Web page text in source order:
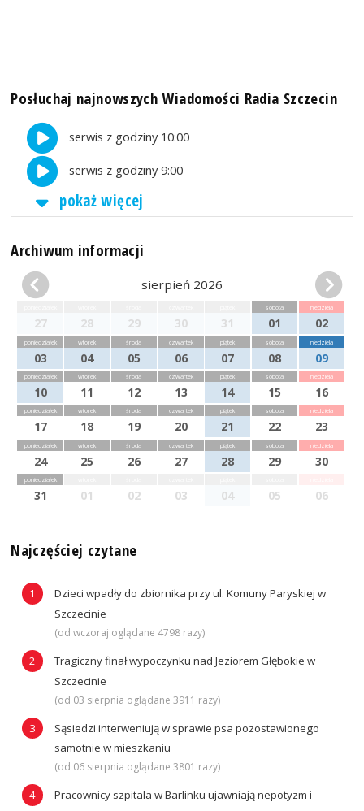
Posłuchaj najnowszych Wiadomości Radia Szczecin
serwis z godziny 10:00
serwis z godziny 9:00
pokaż więcej
Archiwum informacji
sierpień 2026
27 28 29 30 31
sobota
01
niedziela
02
poniedziałek
03
wtorek
04
środa
05
czwartek
06
piątek
07
sobota
08
niedziela
09
poniedziałek
10
wtorek
11
środa
12
czwartek
13
piątek
14
sobota
15
niedziela
16
poniedziałek
17
wtorek
18
środa
19
czwartek
20
piątek
21
sobota
22
niedziela
23
poniedziałek
24
wtorek
25
środa
26
czwartek
27
piątek
28
sobota
29
niedziela
30
poniedziałek
31 01 02 03 04 05 06
Najczęściej czytane
Dzieci wpadły do zbiornika przy ul. Komuny Paryskiej w
Szczecinie
(od wczoraj oglądane 4798 razy)
Tragiczny finał wypoczynku nad Jeziorem Głębokie w
Szczecinie
(od 03 sierpnia oglądane 3911 razy)
Sąsiedzi interweniują w sprawie psa pozostawionego
samotnie w mieszkaniu
(od 06 sierpnia oglądane 3801 razy)
Pracownicy szpitala w Barlinku ujawniają nepotyzm i